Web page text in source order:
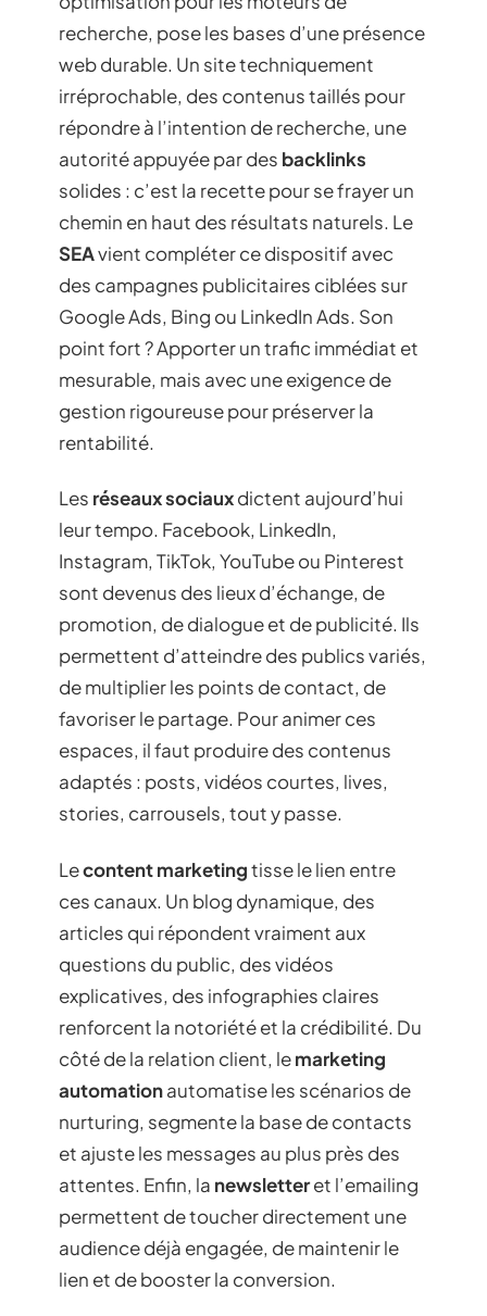
recherche, pose les bases d’une présence
web durable. Un site techniquement
irréprochable, des contenus taillés pour
répondre à l’intention de recherche, une
autorité appuyée par des backlinks
solides : c’est la recette pour se frayer un
chemin en haut des résultats naturels. Le
SEAvient compléter ce dispositif avec
des campagnes publicitaires ciblées sur
Google Ads, Bing ou LinkedIn Ads. Son
point fort ? Apporter un trafic immédiat et
mesurable, mais avec une exigence de
gestion rigoureuse pour préserver la
rentabilité.
Les réseaux sociauxdictent aujourd’hui
leur tempo. Facebook, LinkedIn,
Instagram, TikTok, YouTube ou Pinterest
sont devenus des lieux d’échange, de
promotion, de dialogue et de publicité. Ils
permettent d’atteindre des publics variés,
de multiplier les points de contact, de
favoriser le partage. Pour animer ces
espaces, il faut produire des contenus
adaptés : posts, vidéos courtes, lives,
stories, carrousels, tout y passe.
Lecontent marketingtisse le lien entre
ces canaux. Un blog dynamique, des
articles qui répondent vraiment aux
questions du public, des vidéos
explicatives, des infographies claires
renforcent la notoriété et la crédibilité. Du
côté de la relation client, lemarketing
automationautomatise les scénarios de
nurturing, segmente la base de contacts
et ajuste les messages au plus près des
attentes. Enfin, la newsletteret l’emailing
permettent de toucher directement une
audience déjà engagée, de maintenir le
lien et de booster la conversion.